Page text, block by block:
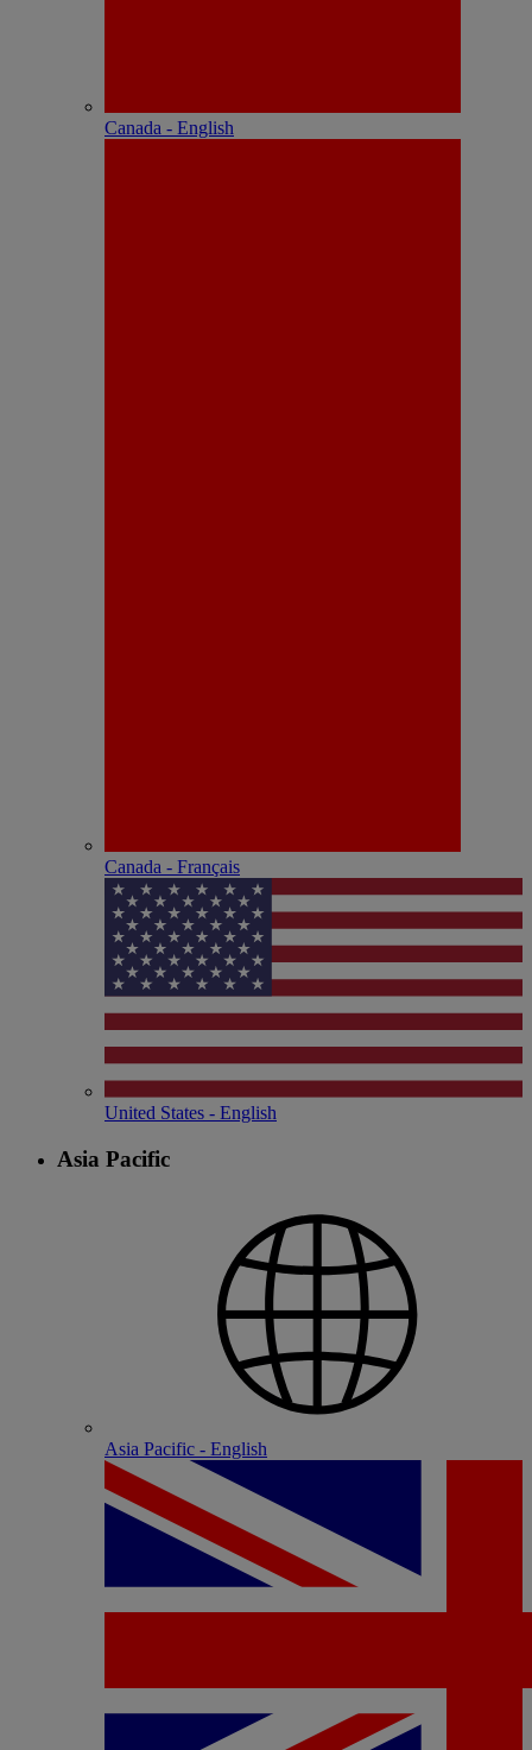
Canada - English
Canada - Français
United States - English
Asia Pacific
Asia Pacific - English